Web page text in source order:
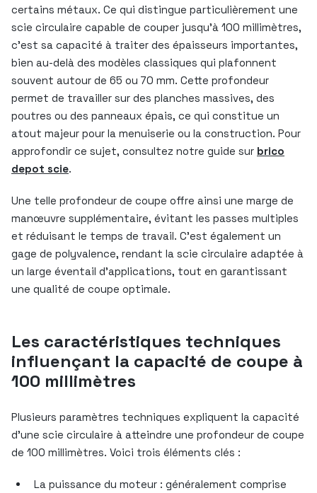
certains métaux. Ce qui distingue particulièrement une
scie circulaire capable de couper jusqu’à 100 millimètres,
c’est sa capacité à traiter des épaisseurs importantes,
bien au-delà des modèles classiques qui plafonnent
souvent autour de 65 ou 70 mm. Cette profondeur
permet de travailler sur des planches massives, des
poutres ou des panneaux épais, ce qui constitue un
atout majeur pour la menuiserie ou la construction. Pour
approfondir ce sujet, consultez notre guide sur brico
depot scie.
Une telle profondeur de coupe offre ainsi une marge de
manœuvre supplémentaire, évitant les passes multiples
et réduisant le temps de travail. C’est également un
gage de polyvalence, rendant la scie circulaire adaptée à
un large éventail d’applications, tout en garantissant
une qualité de coupe optimale.
Les caractéristiques techniques
influençant la capacité de coupe à
100 millimètres
Plusieurs paramètres techniques expliquent la capacité
d’une scie circulaire à atteindre une profondeur de coupe
de 100 millimètres. Voici trois éléments clés :
La puissance du moteur : généralement comprise